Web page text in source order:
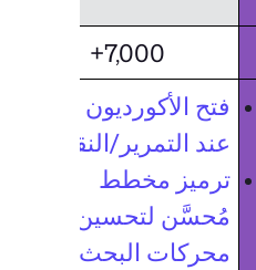
7,000+
فتح الأكورديون
عند التمرير/النقر.
ترميز مخطط
مُحسَّن لتحسين
محركات البحث.